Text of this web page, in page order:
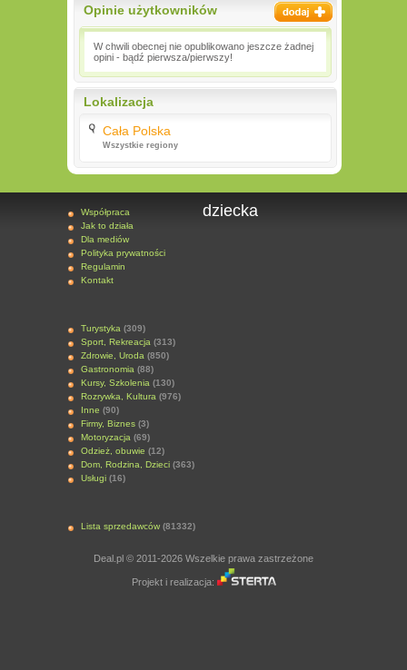
Opinie użytkowników
W chwili obecnej nie opublikowano jeszcze żadnej
opini - bądź pierwsza/pierwszy!
Lokalizacja
Cała Polska
Wszystkie regiony
Współpraca
Jak to działa
Dla mediów
Polityka prywatności
Regulamin
Kontakt
Turystyka (309)
Sport, Rekreacja (313)
Zdrowie, Uroda (850)
Gastronomia (88)
Kursy, Szkolenia (130)
Rozrywka, Kultura (976)
Inne (90)
Firmy, Biznes (3)
Motoryzacja (69)
Odzież, obuwie (12)
Dom, Rodzina, Dzieci (363)
Usługi (16)
Lista sprzedawców (81332)
dziecka
Deal.pl © 2011-2026 Wszelkie prawa zastrzeżone
Projekt i realizacja: